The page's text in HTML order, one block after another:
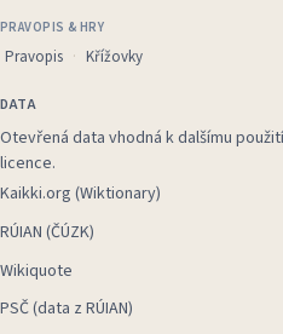
PRAVOPIS & HRY
Pravopis Křížovky
DATA
Otevřená data vhodná k dalšímu
licence.
Kaikki.org (Wiktionary)
RÚIAN (ČÚZK)
Wikiquote
PSČ (data z RÚIAN)